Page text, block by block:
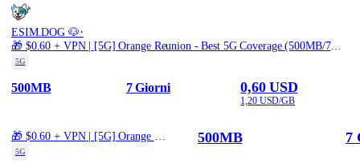
ESIM.DOG 🐶·
🎁 $0.60 + VPN | [5G] Orange Reunion - Best 5G Coverage (500MB/7Days) - Blue route
5G
500MB 7 Giorni 0,60 USD
1,20 USD/GB
5G
500MB 7